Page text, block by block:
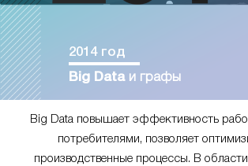
2014 год
Big Dataи графы
Big Data повышает эффективность
потребителями, позволяет
производственные процессы. В